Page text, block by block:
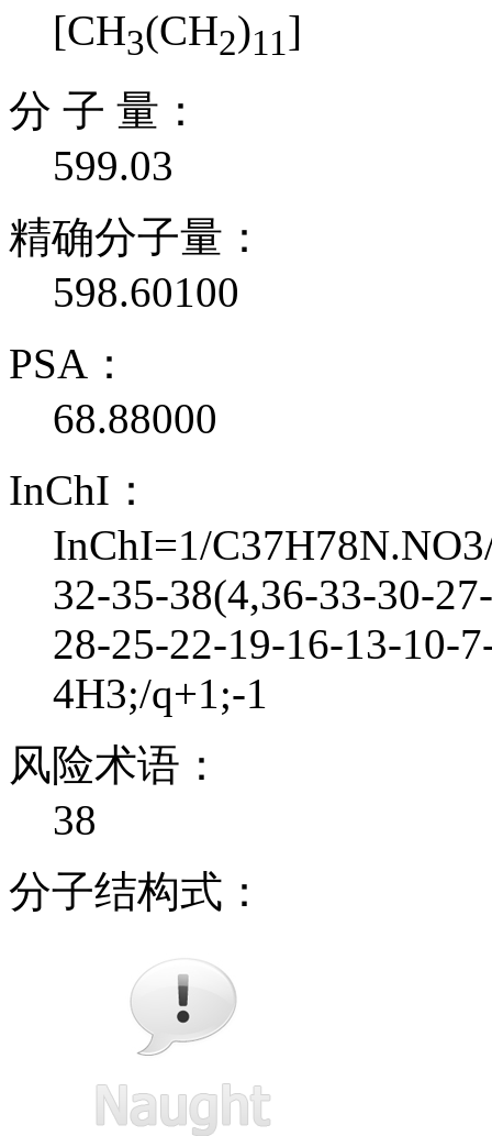
[CH3(CH2)11]
分 子 量：
599.03
精确分子量：
598.60100
PSA：
68.88000
InChI：
InChI=1/
32-35-38(4,36-33-30-
28-25-22-19-16-13-10-
4H3;/q+1;-1
风险术语：
38
分子结构式：